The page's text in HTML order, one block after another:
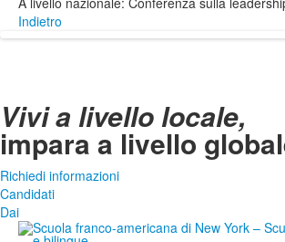
Indietro
Vivi a livello locale,
impara a livello
Richiedi informazioni
Candidati
Dai